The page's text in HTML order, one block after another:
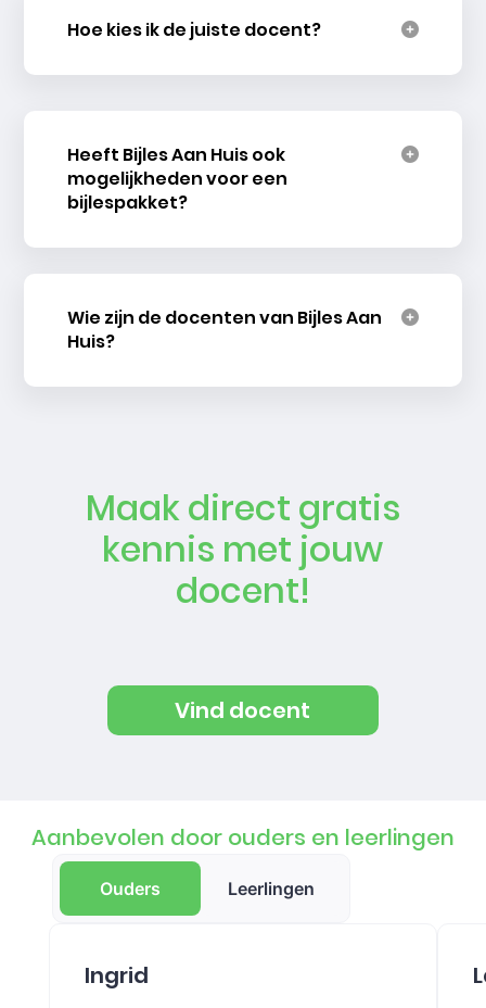
Hoe kies ik de juiste docent?
Heeft Bijles Aan Huis ook
mogelijkheden voor een
bijlespakket?
Wie zijn de docenten van Bijles Aan
Huis?
Maak direct gratis
kennis met jouw
docent!
Vind docent
Aanbevolen door ouders en leerlingen
Ouders Leerlingen
Ingrid